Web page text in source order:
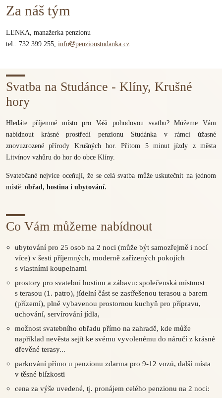
Svatba na Studánce - Klíny, Krušné
hory
Hledáte příjemné místo pro Vaši pohodovou svatbu? Můžeme Vám
nabídnout krásné prostředí penzionu Studánka v rámci úžasné
znovuzrozené přírody Krušných hor. Přitom 5 minut jízdy z města
Litvínov vzhůru do hor do obce Klíny.
Svatebčané nejvíce oceňují, že se celá svatba může uskutečnit na jednom
místě: obřad, hostina i ubytování.
Co Vám můžeme nabídnout
ubytování pro 25 osob na 2 noci (může být samozřejmě i nocí
více) v šesti příjemných, moderně zařízených pokojích
s vlastními koupelnami
prostory pro svatební hostinu a zábavu: společenská místnost
s terasou (1. patro), jídelní část se zastřešenou terasou a barem
(přízemí), plně vybavenou prostornou kuchyň pro přípravu,
uchování, servírování jídla,
možnost svatebního obřadu přímo na zahradě, kde může
například nevěsta sejít ke svému vyvolenému do náručí z krásné
dřevěné terasy...
parkování přímo u penzionu zdarma pro 9-12 vozů, další místa
v těsné blízkosti
cena za výše uvedené, tj. pronájem celého penzionu na 2 noci:
Za náš tým
LENKA, manažerka penzionu
tel.: 732 399 255, info penzionstudanka.cz